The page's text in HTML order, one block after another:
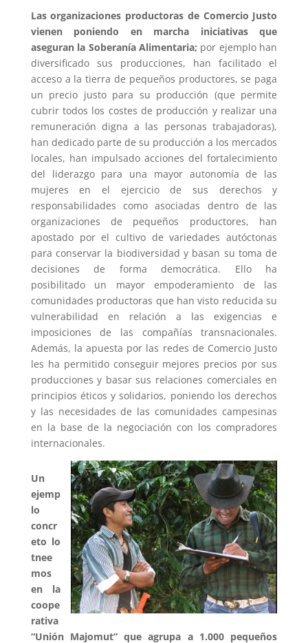
Las organizaciones productoras de Comercio Justo
vienen poniendo en marcha iniciativas que
aseguran la Soberanía Alimentaria; por ejemplo han
diversificado sus producciones, han facilitado el
acceso a la tierra de pequeños productores, se paga
un precio justo para su producción (que permite
cubrir todos los costes de producción y realizar una
remuneración digna a las personas trabajadoras),
han dedicado parte de su producción a los mercados
locales, han impulsado acciones del fortalecimiento
del liderazgo para una mayor autonomía de las
mujeres en el ejercicio de sus derechos y
responsabilidades como asociadas dentro de las
organizaciones de pequeños productores, han
apostado por el cultivo de variedades autóctonas
para conservar la biodiversidad y basan su toma de
decisiones de forma democrática. Ello ha
posibilitado un mayor empoderamiento de las
comunidades productoras que han visto reducida su
vulnerabilidad en relación a las exigencias e
imposiciones de las compañías transnacionales.
Además, la apuesta por las redes de Comercio Justo
les ha permitido conseguir mejores precios por sus
producciones y basar sus relaciones comerciales en
principios éticos y solidarios, poniendo los derechos
y las necesidades de las comunidades campesinas
en la base de la negociación con los compradores
internacionales.
Un
ejemp
lo
concr
eto lo
tnee
mos
en la
coope
rativa
“Unión Majomut” que agrupa a 1.000 pequeños